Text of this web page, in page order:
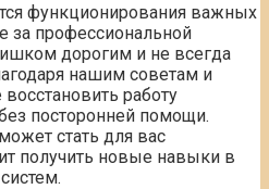
функционирования важных
за профессиональной
дорогим и не всегда
нашим советам и
работу
посторонней помощи.
стать для вас
получить новые навыки в